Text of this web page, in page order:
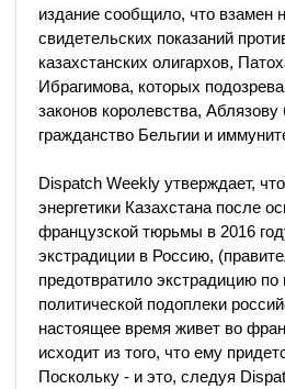
издание сообщило, что взамен
свидетельских показаний
казахстанских олигархов,
Ибрагимова, которых
законов королевства,
гражданство Бельгии и
Dispatch Weekly утверждает,
энергетики Казахстана после
французской тюрьмы в 2016
экстрадиции в Россию,
предотвратило экстрадицию
политической подоплеки
настоящее время живет во
исходит из того, что ему
Поскольку - и это, следуя